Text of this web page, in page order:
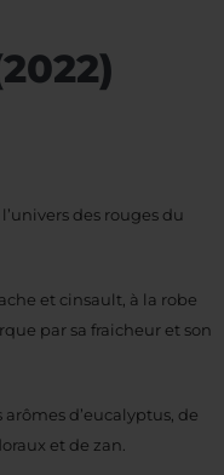
des rouges du
et cinsault, à la robe
par sa fraicheur et son
d’eucalyptus, de
et de zan.